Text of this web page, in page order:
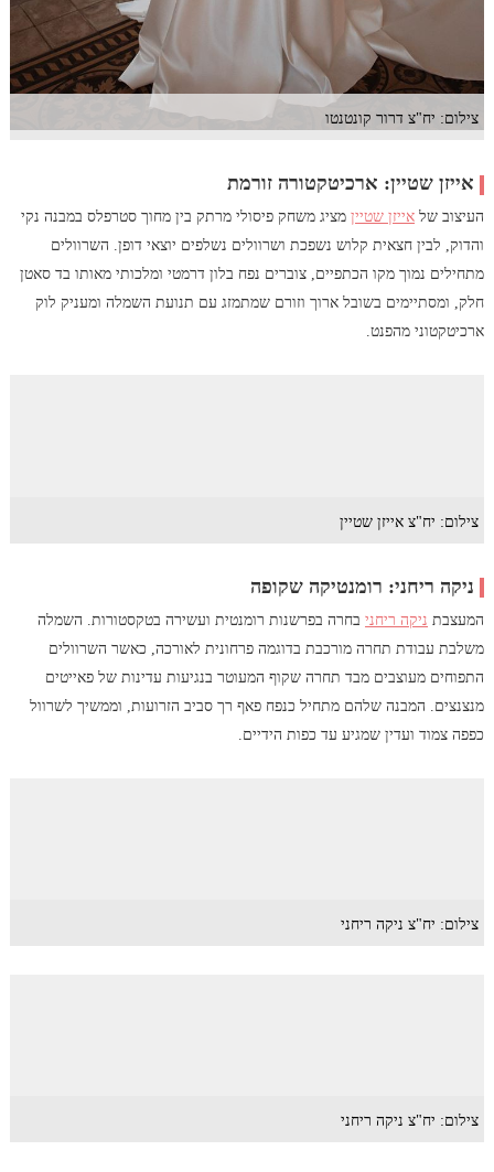
צילום: יח"צ דרור קונטנטו
אייזן שטיין: ארכיטקטורה זורמת
העיצוב של אייזן שטייןמציג משחק פיסולי מרתק בין מחוך סטרפלס במבנה נקי
והדוק, לבין חצאית קלוש נשפכת ושרוולים נשלפים יוצאי דופן. השרוולים
מתחילים נמוך מקו הכתפיים, צוברים נפח בלון דרמטי ומלכותי מאותו בד סאטן
חלק, ומסתיימים בשובל ארוך וזורם שמתמזג עם תנועת השמלה ומעניק לוק
ארכיטקטוני מהפנט.
צילום: יח"צ אייזן שטיין
ניקה ריחני: רומנטיקה שקופה
המעצבת ניקה ריחניבחרה בפרשנות רומנטית ועשירה בטקסטורות. השמלה
משלבת עבודת תחרה מורכבת בדוגמה פרחונית לאורכה, כאשר השרוולים
התפוחים מעוצבים מבד תחרה שקוף המעוטר בנגיעות עדינות של פאייטים
מנצנצים. המבנה שלהם מתחיל כנפח פאף רך סביב הזרועות, וממשיך לשרוול
כפפה צמוד ועדין שמגיע עד כפות הידיים.
צילום: יח"צ ניקה ריחני
צילום: יח"צ ניקה ריחני